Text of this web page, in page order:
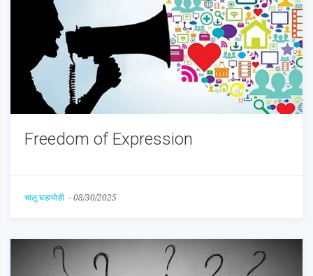
Freedom of Expression
चालू घडामोडी - 08/30/2025